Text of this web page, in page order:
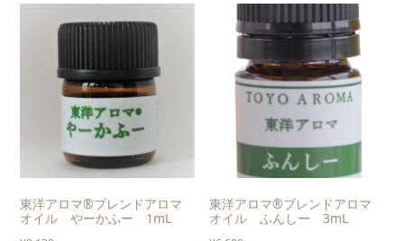
東洋アロマ®ブレンドアロマ
オイル やーかふー 1mL
東洋アロマ®ブレンドアロマ
オイル ふんしー 3mL